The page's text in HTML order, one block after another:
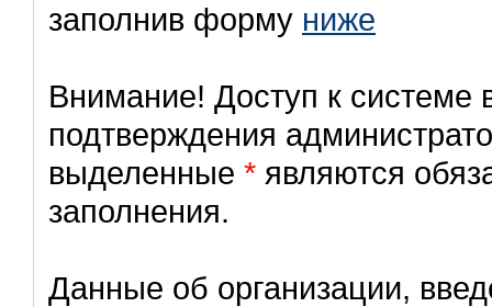
заполнив форму ниже
Внимание! Доступ к системе
подтверждения
выделенные * являются
заполнения.
Данные об организации,